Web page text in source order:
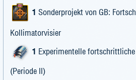
1 Sonderprojekt von GB:
Kollimatorvisier
1 Experimentelle
(Periode II)